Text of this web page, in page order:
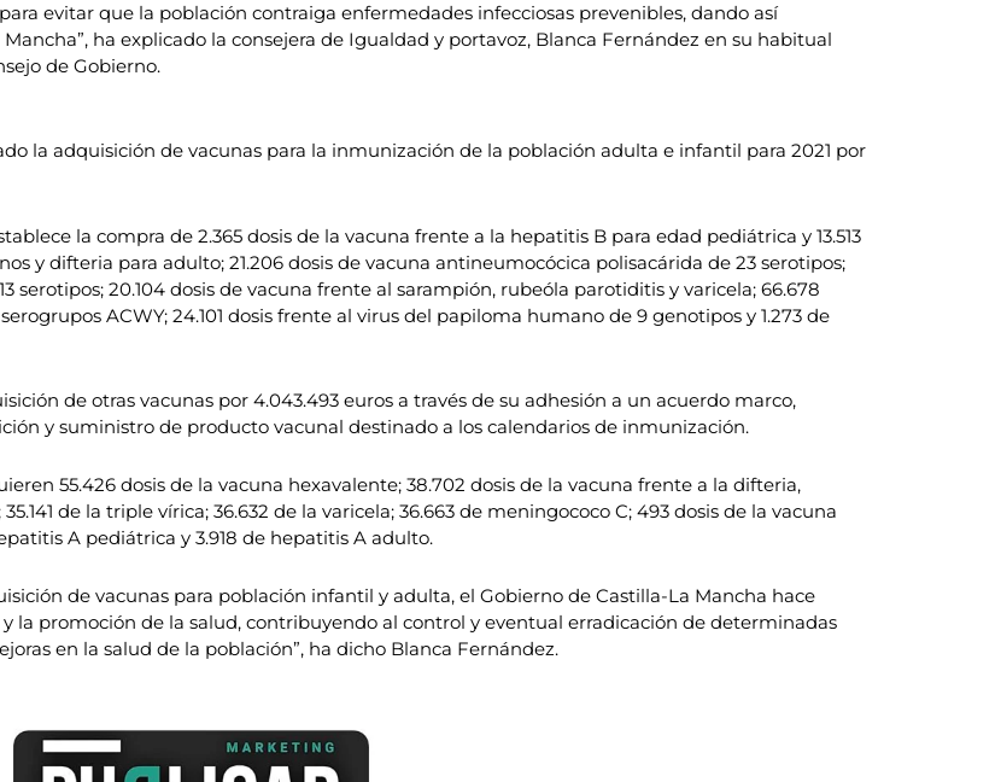
evitar que la población contraiga enfermedades infecciosas prevenibles, dando así
ha explicado la consejera de Igualdad y portavoz, Blanca Fernández en su habitual
de Gobierno.
la adquisición de vacunas para la inmunización de la población adulta e infantil para 2021 por
la compra de 2.365 dosis de la vacuna frente a la hepatitis B para edad pediátrica y 13.513
y difteria para adulto; 21.206 dosis de vacuna antineumocócica polisacárida de 23 serotipos;
serotipos; 20.104 dosis de vacuna frente al sarampión, rubeóla parotiditis y varicela; 66.678
ACWY; 24.101 dosis frente al virus del papiloma humano de 9 genotipos y 1.273 de
de otras vacunas por 4.043.493 euros a través de su adhesión a un acuerdo marco,
y suministro de producto vacunal destinado a los calendarios de inmunización.
55.426 dosis de la vacuna hexavalente; 38.702 dosis de la vacuna frente a la difteria,
de la triple vírica; 36.632 de la varicela; 36.663 de meningococo C; 493 dosis de la vacuna
A pediátrica y 3.918 de hepatitis A adulto.
de vacunas para población infantil y adulta, el Gobierno de Castilla-La Mancha hace
la promoción de la salud, contribuyendo al control y eventual erradicación de determinadas
en la salud de la población”, ha dicho Blanca Fernández.